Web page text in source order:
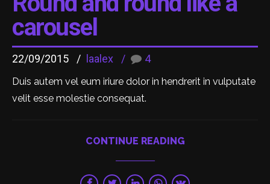
carousel
22/09/2015 laalex 4
Duis autem vel eum iriure dolor in hendrerit in vulputate
velit esse molestie consequat.
CONTINUE READING